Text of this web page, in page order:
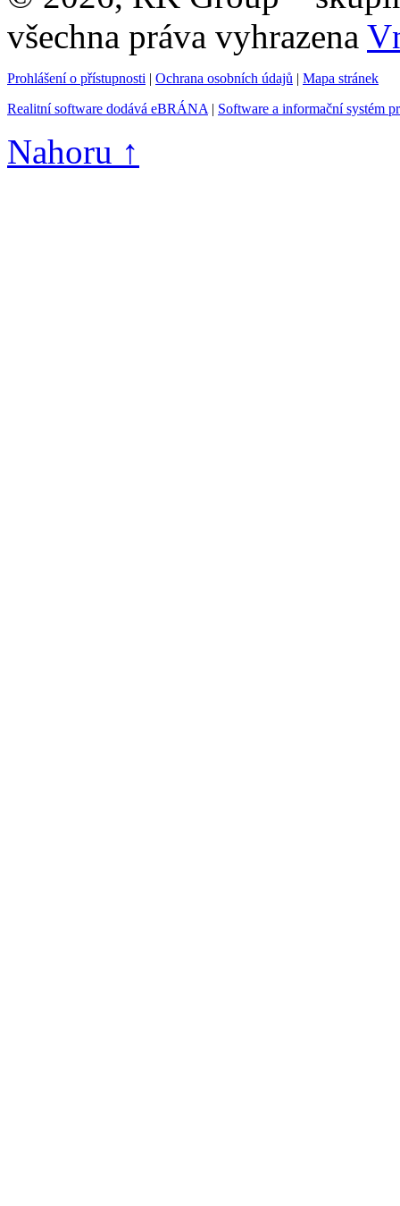
všechna práva vyhrazena
Prohlášení o přístupnosti | Ochrana osobních údajů | Mapa stránek
Realitní software dodává eBRÁNA | Software a informační systém
Nahoru ↑